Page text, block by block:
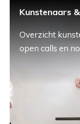
Kunstenaars
Overzicht
open calls en